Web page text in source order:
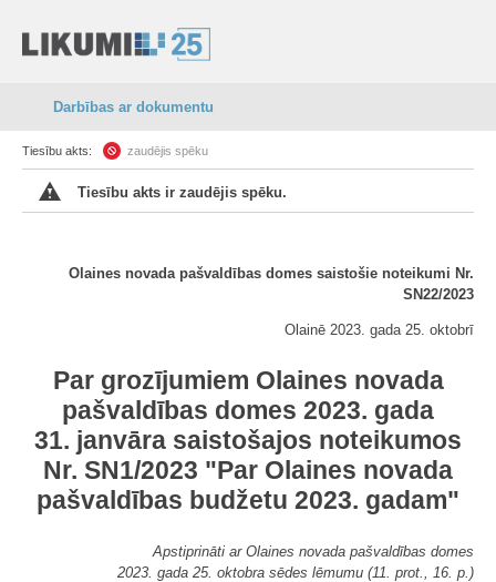
Darbības ar dokumentu
Tiesību akts: zaudējis spēku
Tiesību akts ir zaudējis spēku.
Olaines novada pašvaldības domes saistošie noteikumi Nr.
SN22/2023
Olainē 2023. gada 25. oktobrī
Par grozījumiem Olaines novada
pašvaldības domes 2023. gada
31. janvāra saistošajos noteikumos
Nr. SN1/2023 "Par Olaines novada
pašvaldības budžetu 2023. gadam"
Apstiprināti ar Olaines novada pašvaldības domes
2023. gada 25. oktobra sēdes lēmumu (11. prot., 16. p.)